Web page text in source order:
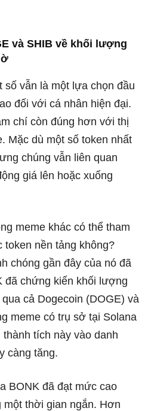
và SHIB về khối lượng
số vẫn là một lựa chọn đầu
đối với cá nhân hiện đại.
chí còn đúng hơn với thị
Mặc dù một số token nhất
chúng vẫn liên quan
giá lên hoặc xuống
meme khác có thể tham
token nền tảng không?
chóng gần đây của nó đã
đã chứng kiến ​​​​khối lượng
cả Dogecoin (DOGE) và
meme có trụ sở tại Solana
tích này vào danh
càng tăng.
BONK đã đạt mức cao
một thời gian ngắn. Hơn